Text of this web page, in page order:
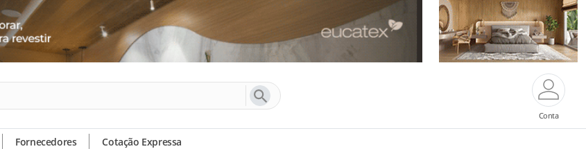
Conta
Fornecedores Cotação Expressa